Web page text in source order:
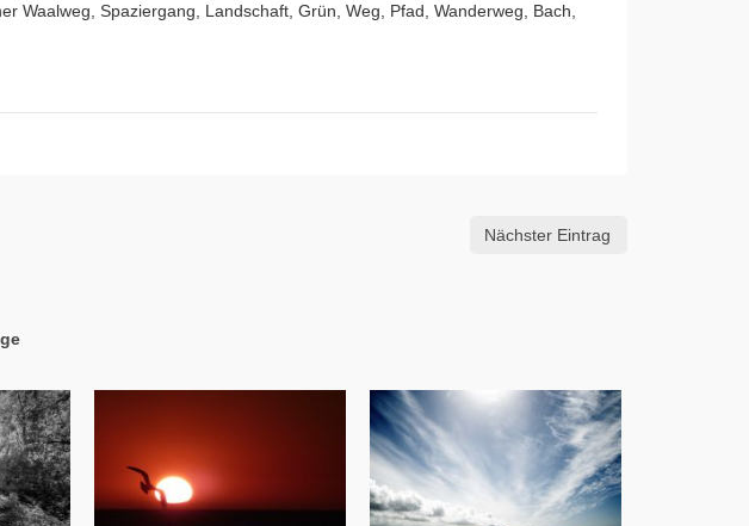
Waalweg, Spaziergang, Landschaft, Grün, Weg, Pfad, Wanderweg, Bach,
Nächster Eintrag